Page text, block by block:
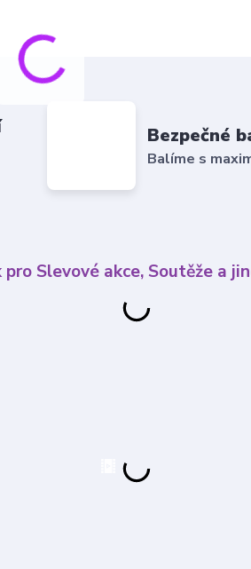
Bezpečné
Balíme s
Slevové akce, Soutěže a